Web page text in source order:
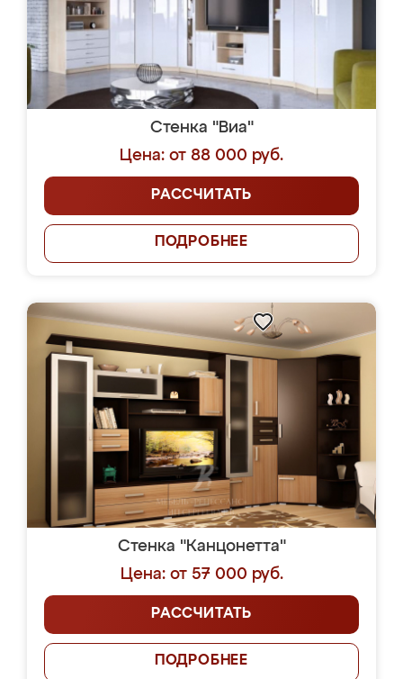
Стенка "Виа"
Цена: от 88 000 руб.
РАССЧИТАТЬ
ПОДРОБНЕЕ
Стенка "Канцонетта"
Цена: от 57 000 руб.
РАССЧИТАТЬ
ПОДРОБНЕЕ